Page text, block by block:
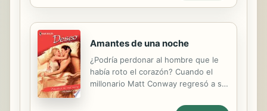
solares que dan energía a las plantas
llamado Madre parece ser la
que los terrícolas necesitan para
sobrevivir. Pero la ayuda solo será
posible si la Tierra se adapta a una
Amantes de una noche
¿Podría perdonar al hombre que le
había roto el corazón? Cuando el
millonario Matt Conway regresó a su
contaba con encontrarse con Emily